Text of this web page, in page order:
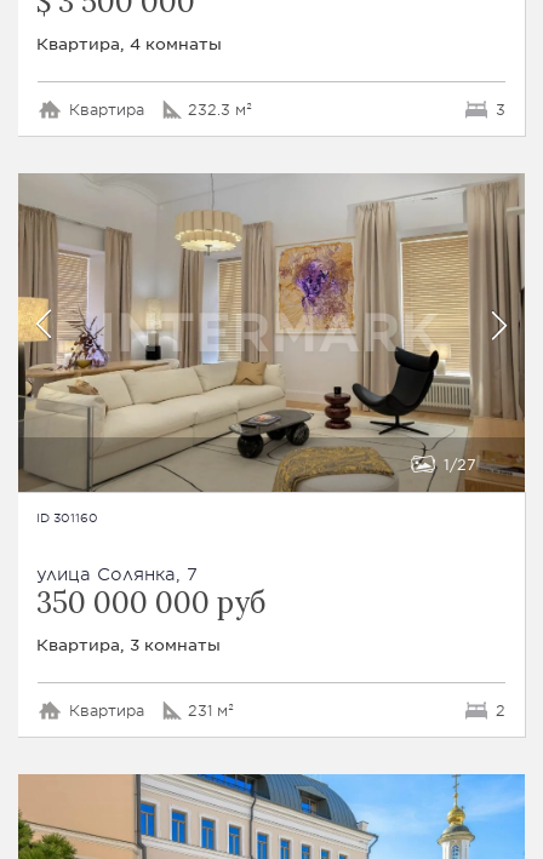
Квартира, 4 комнаты
Квартира 232.3 м² 3
1 27
ID 301160
улица Солянка, 7
350 000 000 руб
Квартира, 3 комнаты
Квартира 231 м² 2